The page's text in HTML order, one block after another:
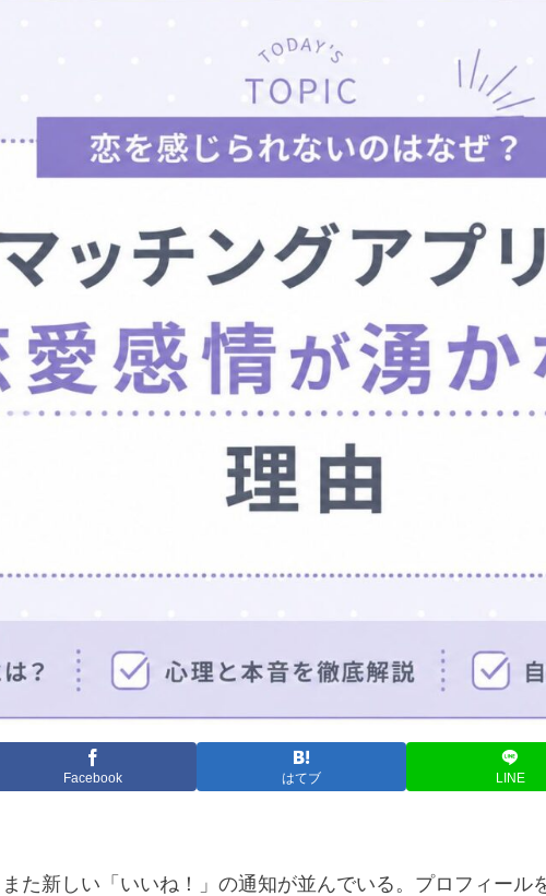
Facebook はてブ LINE
た新しい「いいね！」の通知が並んでいる。プロフィー